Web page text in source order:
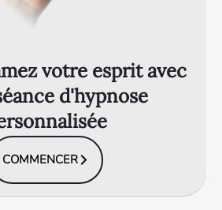
votre esprit avec
d'hypnose
COMMENCER